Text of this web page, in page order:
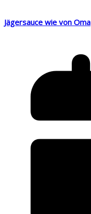
Jägersauce wie von Oma